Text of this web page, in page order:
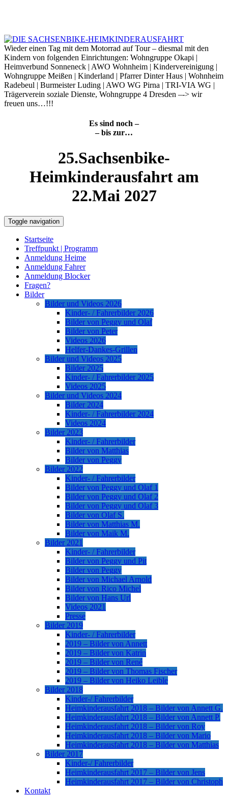
Wieder einen Tag mit dem Motorrad auf Tour – diesmal mit den
Kindern von folgenden Einrichtungen: Wohngruppe Okapi |
Heimverbund Sonneneck | AWO Wohnheim | Kindervereinigung |
Wohngruppe Meißen | Kinderland | Pfarrer Dinter Haus | Wohnheim
Radebeul | Burmeister Luding | AWO WG Pirna | TRI-VIA WG |
Trägerverein soziale Dienste, Wohngruppe 4 Dresden –-> wir
freuen uns…!!!
Es sind noch –
– bis zur…
25.Sachsenbike-
Heimkinderausfahrt am
22.Mai 2027
Toggle navigation
Startseite
Treffpunkt | Programm
Anmeldung Heime
Anmeldung Fahrer
Anmeldung Blocker
Fragen?
Bilder
Bilder und Videos 2026
Kinder- / Fahrerbilder 2026
Bilder von Peggy und Olaf
Bilder von Peter
Videos 2026
Helfer-Dankes-Grillen
Bilder und Videos 2025
Bilder 2025
Kinder- / Fahrerbilder 2025
Videos 2025
Bilder und Videos 2024
Bilder 2024
Kinder- / Fahrerbilder 2024
Videos 2024
Bilder 2023
Kinder- / Fahrerbilder
Bilder von Matthias
Bilder von Peggy
Bilder 2022
Kinder- / Fahrerbilder
Bilder von Peggy und Olaf 1
Bilder von Peggy und Olaf 2
Bilder von Peggy und Olaf 3
Bilder von Olaf S.
Bilder von Matthias M.
Bilder von Maik M.
Bilder 2021
Kinder- / Fahrerbilder
Bilder von Peggy und Pit
Bilder von Peggy
Bilder von Michael Arnold
Bilder von Rico Michel
Bilder von Hans Url
Videos 2021
Presse
Bilder 2019
Kinder- / Fahrerbilder
2019 – Bilder von Annett
2019 – Bilder von Katrin
2019 – Bilder von René
2019 – Bilder von Thomas Fischer
2019 – Bilder von Heiko Leible
Bilder 2018
Kinder-/ Fahrerbilder
Heimkinderausfahrt 2018 – Bilder von Annett G.
Heimkinderausfahrt 2018 – Bilder von Annett P.
Heimkinderausfahrt 2018 – Bilder von Roy
Heimkinderausfahrt 2018 – Bilder von Mario
Heimkinderausfahrt 2018 – Bilder von Matthias
Bilder 2017
Kinder-/ Fahrerbilder
Heimkinderausfahrt 2017 – Bilder von Jens
Heimkinderausfahrt 2017 – Bilder von Christoph
Kontakt